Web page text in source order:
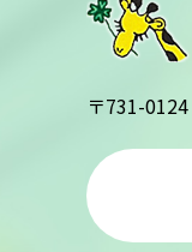
〒731-